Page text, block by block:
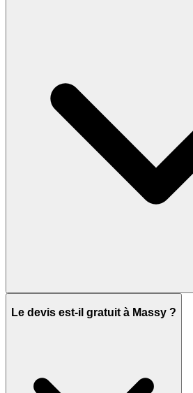
Le devis est-il gratuit à Massy ?